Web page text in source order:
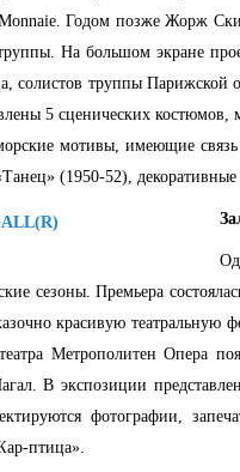
. Годом позже Жорж
На большом экране
труппы Парижской
5 сценических
мотивы, имеющие
(1950-52),
сезоны. Премьера
красивую
Метрополитен Опера
В экспозиции
фотографии,
птица».